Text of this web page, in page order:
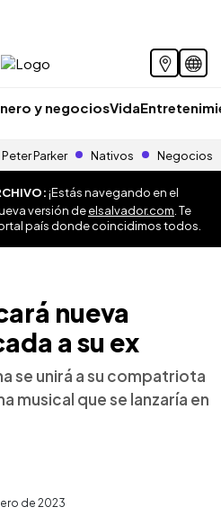
y negociosVida
Peter Parker Nativos Negocios
¡Estás navegando en el
versión deelsalvador.com . Te
país donde coincidimos todos.
nueva
a su ex
se unirá a su compatriota
musical que se lanzaría en
de 2023